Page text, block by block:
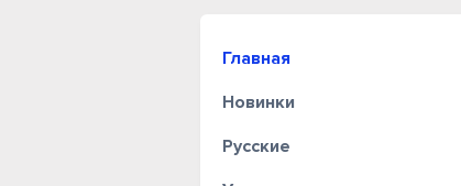
Главная
Новинки
Русские